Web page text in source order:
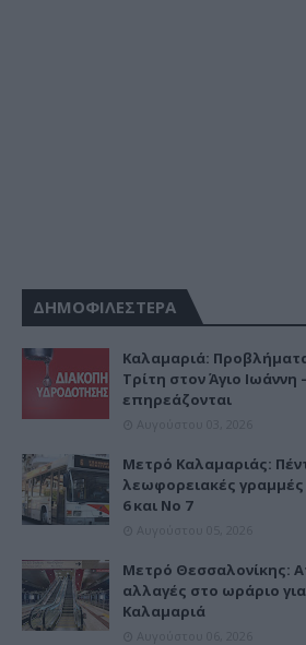
ΔΗΜΟΦΙΛΕΣΤΕΡΑ
Καλαμαριά:
Τρίτη στον Άγιο Ιωάννη
επηρεάζονται
Μετρό Καλαμαριάς:
λεωφορειακές γραμμές
6 και Νο 7
Μετρό Θεσσαλονίκης:
αλλαγές στο ωράριο
Καλαμαριά